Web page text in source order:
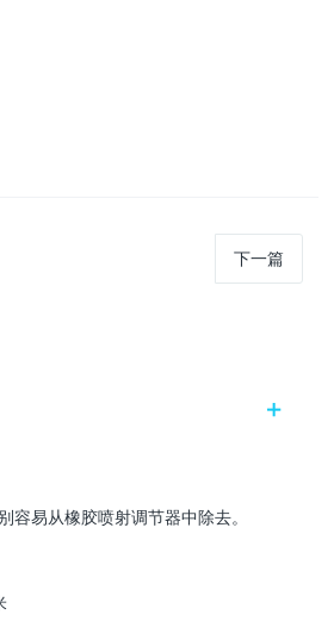
下一篇
容易从橡胶喷射调节器中除去。